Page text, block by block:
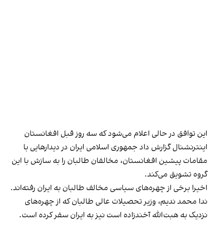
این توافق در حالی اعلام می‌شود که سه روز قبل افغانستان
اینترنشنال گزارش داد جمهوری اسلامی ایران در دیدارهایی با
مقامات پیشین افغانستان، مخالفان طالبان را به سازش با این
گروه تشویق می‌کند.
اخیرا برخی از چهره‌های سیاسی مخالف طالبان به ایران رفته‌اند.
ندا محمد ندیم، وزیر تحصیلات عالی طالبان که از چهره‌های
نزدیک به هبت‌الله آخندزاده است نیز به ایران سفر کرده است.